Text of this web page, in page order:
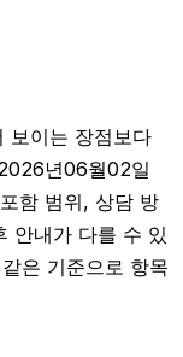
보이는 장점보다
년06월02일
함 범위, 상담 방
안내가 다를 수 있
은 기준으로 항목